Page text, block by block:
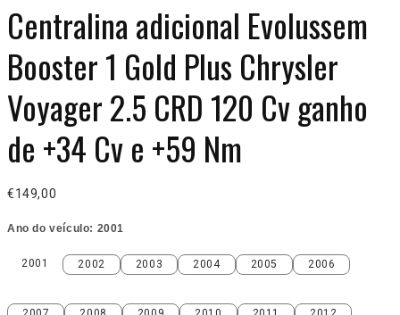
Centralina adicional Evolussem
Booster 1 Gold Plus Chrysler
Voyager 2.5 CRD 120 Cv ganho
de +34 Cv e +59 Nm
€149,00
Ano do veículo: 2001
2001
2001 2002
2002 2003
2003 2004
2004 2005
2005 2006
2006